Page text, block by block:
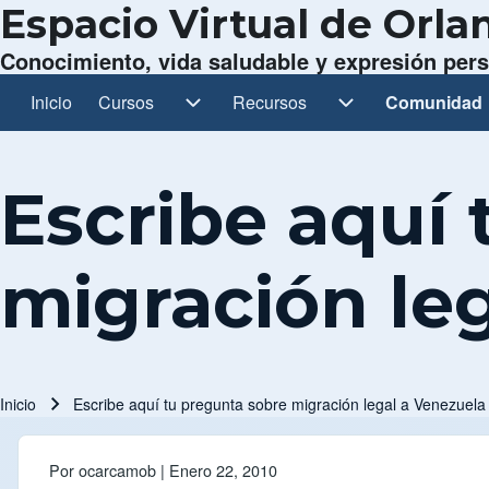
Espacio Virtual de
Conocimiento, vida saludable y expresión
Navegación principal
Inicio Cursos
Cursos sub-navegación
Recursos
Recursos sub-navegaciónComunidad
Comunidad
Escribe aquí
migración
Ruta de navegación
Inicio Escribe aquí tu pregunta sobre migración legal a Venezuela
Porocarcamob | Enero 22, 2010